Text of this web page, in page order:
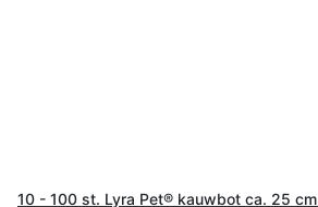
10 - 100 st. Lyra Pet® kauwbot ca. 25 cm